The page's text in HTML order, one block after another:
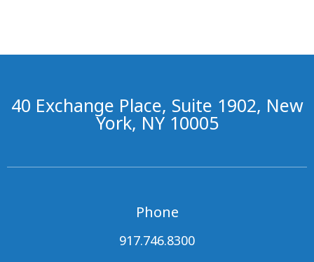
40 Exchange Place, Suite 1902, New
York, NY 10005
Phone
917.746.8300